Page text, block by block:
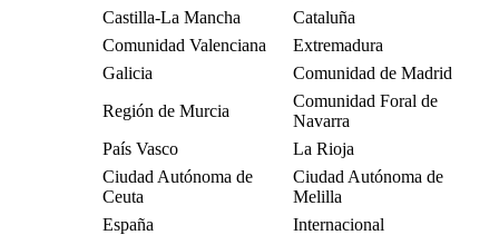
Castilla-La Mancha
Cataluña
Comunidad Valenciana
Extremadura
Galicia
Comunidad de Madrid
Región de Murcia
Comunidad Foral de
Navarra
País Vasco
La Rioja
Ciudad Autónoma de
Ceuta
Ciudad Autónoma de
Melilla
España
Internacional